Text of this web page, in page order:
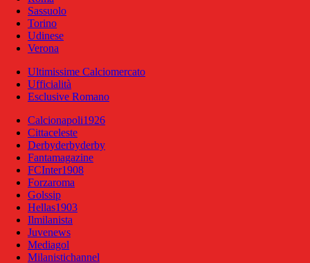
Sassuolo
Torino
Udinese
Verona
Ultimissime Calciomercato
Ufficialità
Esclusive Romano
Calcionapoli1926
Cittaceleste
Derbyderbyderby
Fantamagazine
FCInter1908
Forzaroma
Golssip
Hellas1903
Ilmilanista
Juvenews
Mediagol
Milanistichannel